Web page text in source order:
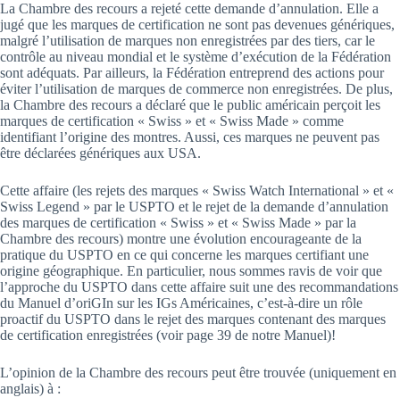
La Chambre des recours a rejeté cette demande d’annulation. Elle a
jugé que les marques de certification ne sont pas devenues génériques,
malgré l’utilisation de marques non enregistrées par des tiers, car le
contrôle au niveau mondial et le système d’exécution de la Fédération
sont adéquats. Par ailleurs, la Fédération entreprend des actions pour
éviter l’utilisation de marques de commerce non enregistrées. De plus,
la Chambre des recours a déclaré que le public américain perçoit les
marques de certification « Swiss » et « Swiss Made » comme
identifiant l’origine des montres. Aussi, ces marques ne peuvent pas
être déclarées génériques aux USA.
Cette affaire (les rejets des marques « Swiss Watch International » et «
Swiss Legend » par le USPTO et le rejet de la demande d’annulation
des marques de certification « Swiss » et « Swiss Made » par la
Chambre des recours) montre une évolution encourageante de la
pratique du USPTO en ce qui concerne les marques certifiant une
origine géographique. En particulier, nous sommes ravis de voir que
l’approche du USPTO dans cette affaire suit une des recommandations
du Manuel d’oriGIn sur les IGs Américaines, c’est-à-dire un rôle
proactif du USPTO dans le rejet des marques contenant des marques
de certification enregistrées (voir page 39 de notre Manuel)!
L’opinion de la Chambre des recours peut être trouvée (uniquement en
anglais) à :